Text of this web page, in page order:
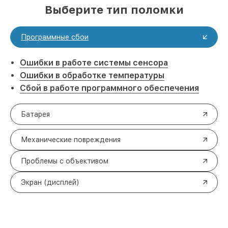
Выберите тип поломки
Программные сбои
Ошибки в работе системы сенсора
Ошибки в обработке температуры
Сбой в работе программного обеспечения
Батарея
Механические повреждения
Проблемы с объективом
Экран (дисплей)